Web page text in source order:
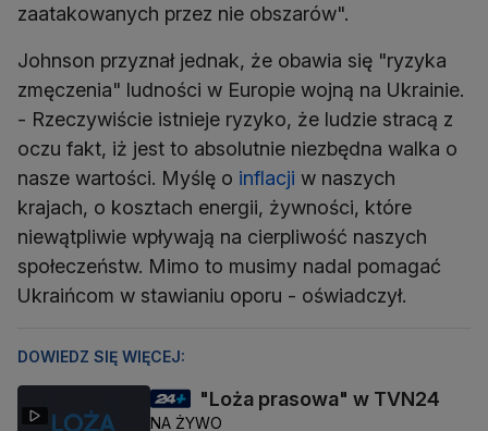
zaatakowanych przez nie obszarów".
Johnson przyznał jednak, że obawia się "ryzyka
zmęczenia" ludności w Europie wojną na Ukrainie.
- Rzeczywiście istnieje ryzyko, że ludzie stracą z
oczu fakt, iż jest to absolutnie niezbędna walka o
nasze wartości. Myślę o inflacji w naszych
krajach, o kosztach energii, żywności, które
niewątpliwie wpływają na cierpliwość naszych
społeczeństw. Mimo to musimy nadal pomagać
Ukraińcom w stawianiu oporu - oświadczył.
DOWIEDZ SIĘ WIĘCEJ:
"Loża prasowa" w TVN24
NA ŻYWO